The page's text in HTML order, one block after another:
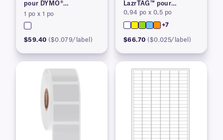
pour DYMO®
LabelWriter™ série 450,
brevetées
1 po x 1 po
$59.40 ($0.079/label)
LazrTAG™ pour
imprimantes laser
0,94 po x 0,5 po
+7
$66.70 ($0.025/label)